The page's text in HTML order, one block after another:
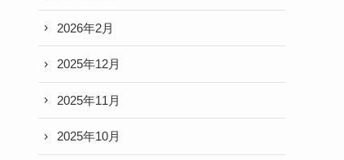
2026年2月
2025年12月
2025年11月
2025年10月